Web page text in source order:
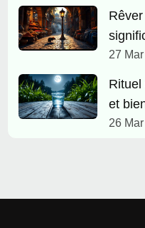
27
Rituel
et
26